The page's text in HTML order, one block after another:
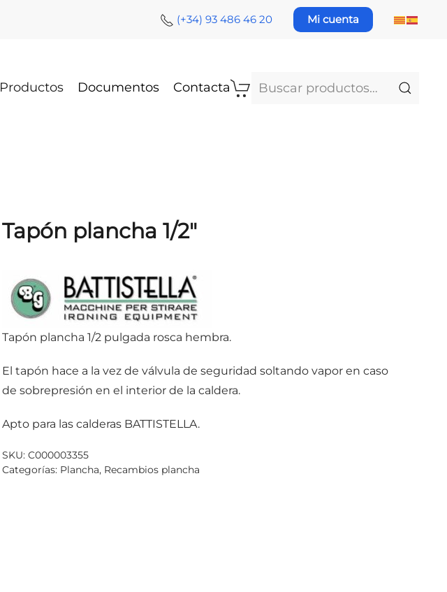
(+34) 93 486 46 20 Mi cuenta
Productos Documentos Contacta
Buscar
Tapón plancha 1/2″
Tapón plancha 1/2 pulgada rosca hembra.
El tapón hace a la vez de válvula de seguridad soltando vapor en caso
de sobrepresión en el interior de la caldera.
Apto para las calderas BATTISTELLA.
SKU: C000003355
Categorías: Plancha, Recambios plancha